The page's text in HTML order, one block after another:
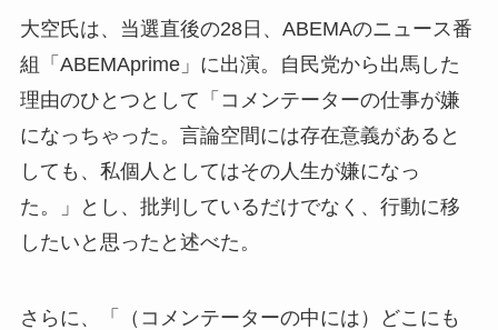
大空氏は、当選直後の28日、ABEMAのニュース番
組「ABEMAprime」に出演。自民党から出馬した
理由のひとつとして「コメンテーターの仕事が嫌
になっちゃった。言論空間には存在意義があると
しても、私個人としてはその人生が嫌になっ
た。」とし、批判しているだけでなく、行動に移
したいと思ったと述べた。
さらに、「（コメンテーターの中には）どこにも